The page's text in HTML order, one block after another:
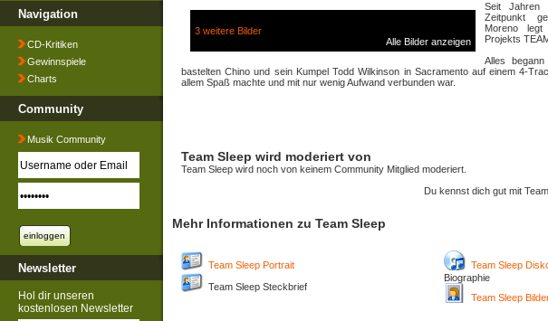
Navigation
CD-Kritiken
Gewinnspiele
Charts
Community
Musik Community
Newsletter
Hol dir unseren
kostenlosen Newsletter
3 weitere Bilder
Alle Bilder anzeigen
Seit Jahren
Zeitpunkt
Moreno legt
Projekts
Alles
bastelten Chino und sein Kumpel Todd Wilkinson in Sacramento auf einem 4-
allem Spaß machte und mit nur wenig Aufwand verbunden war.
Team Sleep wird moderiert von
Team Sleep wird noch von keinem Community Mitglied moderiert.
Du kennst dich gut mit
Mehr Informationen zu Team Sleep
Team Sleep Portrait Team Sleep
Biographie
Team Sleep Steckbrief
Team Sleep